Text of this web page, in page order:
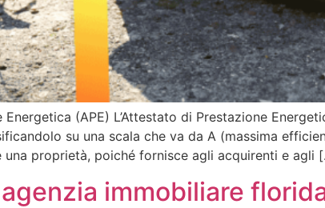
(APE) L’Attestato di Prestazione
su una scala che va da A (massima
proprietà, poiché fornisce agli acquirenti e agli
immobiliare